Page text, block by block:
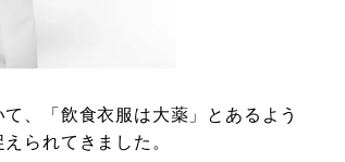
、「飲食衣服は大薬」とあるよう
られてきました。